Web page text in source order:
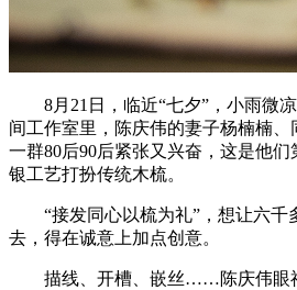
8月21日，临近“七夕”，小雨微凉
间工作室里，陈庆伟的妻子杨楠楠、
一群80后90后紧张又兴奋，这是他
银工艺打扮传统木梳。
“接发同心以梳为礼”，想让六千
去，得在诚意上加点创意。
描线、开槽、嵌丝……陈庆伟眼